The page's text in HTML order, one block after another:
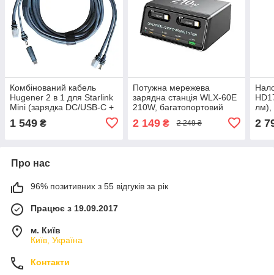
Комбінований кабель
Hugener 2 в 1 для Starlink
Mini (зарядка DC/USB-C +
аксесуар для підключення
1 549 ₴
Потужна мережева
зарядна станція WLX-60E
210W, багатопортовий
пристрій (5хType-C +
2 149₴ 2 249 ₴
лм),
АКБ
2
Про нас
96% позитивних з 55 відгуків за рік
Працює з 19.09.2017
м. Київ
Київ, Україна
Контакти